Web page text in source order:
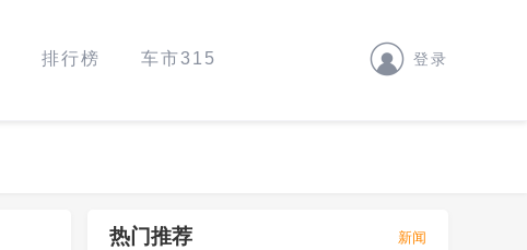
排行榜 车市315 登录
热门推荐 新闻